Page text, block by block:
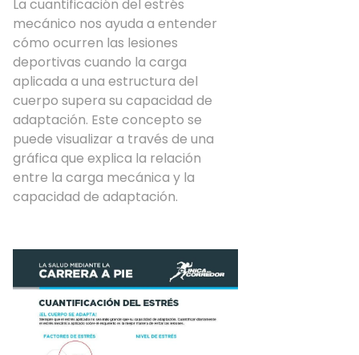
La cuantificación del estrés
mecánico nos ayuda a entender
cómo ocurren las lesiones
deportivas cuando la carga
aplicada a una estructura del
cuerpo supera su capacidad de
adaptación. Este concepto se
puede visualizar a través de una
gráfica que explica la relación
entre la carga mecánica y la
capacidad de adaptación.